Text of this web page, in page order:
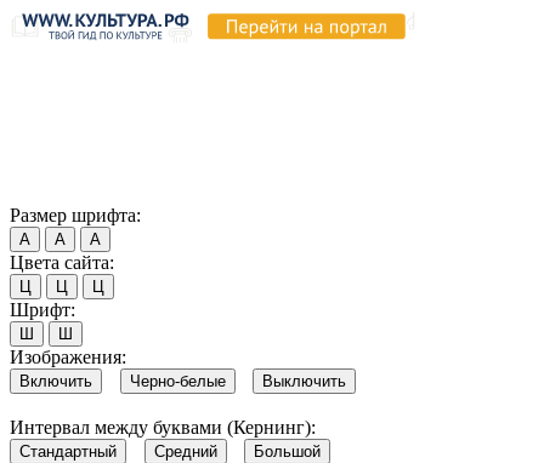
Размер шрифта:
А А А
Цвета сайта:
Ц Ц Ц
Шрифт:
Ш Ш
Изображения:
Включить Черно-белые Выключить
Интервал между буквами (Кернинг):
Стандартный Средний Большой